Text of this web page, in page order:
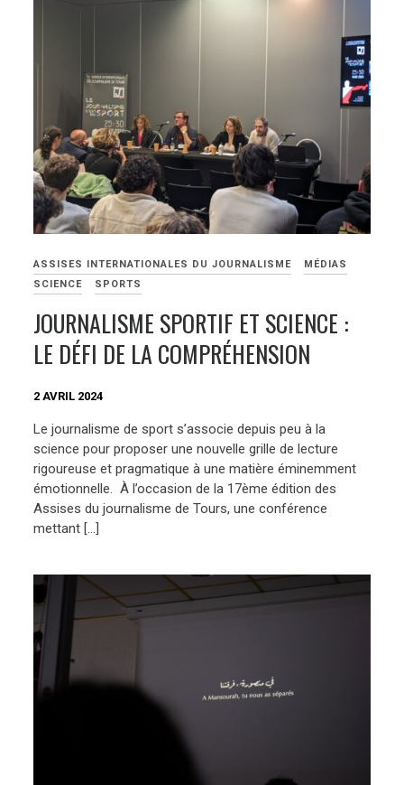
ASSISES INTERNATIONALES DU JOURNALISME
MÉDIAS
SCIENCE
SPORTS
JOURNALISME SPORTIF ET SCIENCE :
LE DÉFI DE LA COMPRÉHENSION
2 AVRIL 2024
Le journalisme de sport s’associe depuis peu à la
science pour proposer une nouvelle grille de lecture
rigoureuse et pragmatique à une matière éminemment
émotionnelle. À l’occasion de la 17ème édition des
Assises du journalisme de Tours, une conférence
mettant […]